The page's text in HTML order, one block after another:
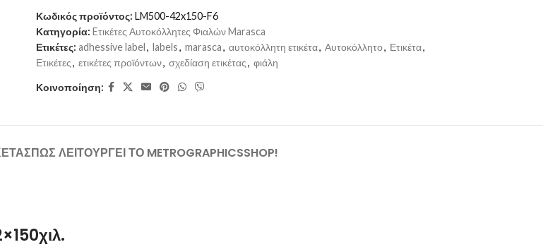
Κωδικός προϊόντος: LM500-42x150-F6
Κατηγορία: Eτικέτες Αυτοκόλλητες Φιαλών Marasca
Ετικέτες: adhessive label, labels, marasca, αυτοκόλλητη ετικέτα, Αυτοκόλλητο, Ετικέτα,
Ετικέτες, ετικέτες προϊόντων, σχεδίαση ετικέτας, φιάλη
Κοινοποίηση:
ΠΩΣ ΛΕΙΤΟΥΡΓΕΙ ΤΟ METROGRAPHICSSHOP!